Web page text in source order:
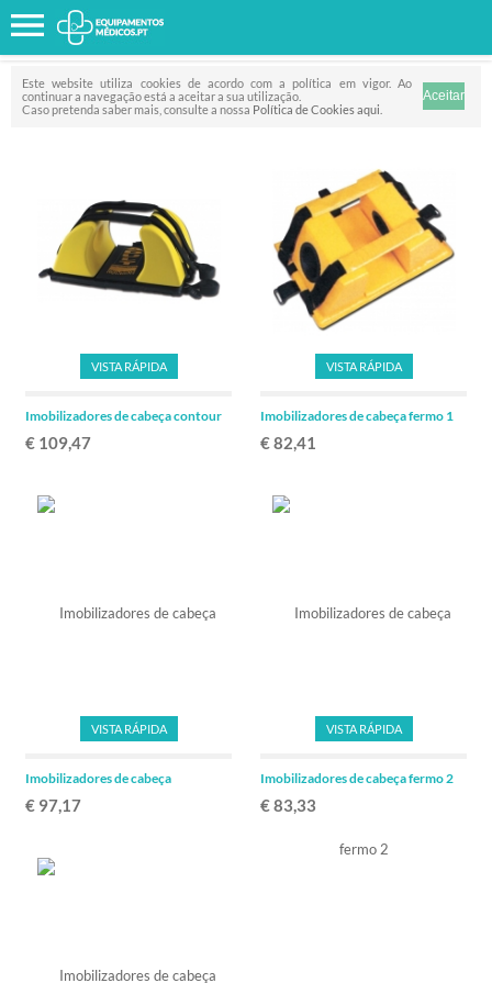
Este website utiliza cookies de acordo com a política em vigor. Ao
continuar a navegação está a aceitar a sua utilização.
Caso pretenda saber mais, consulte a nossa Política de Cookies aqui
FILTRO
Imobilizadores de cabeça contour
€ 109,47
VISTA RÁPIDA
Imobilizadores de cabeça fermo 1
€ 82,41
VISTA RÁPIDA
Imobilizadores de cabeça
€ 97,17
VISTA RÁPIDA
Imobilizadores de cabeça fermo 2
€ 83,33
VISTA RÁPIDA